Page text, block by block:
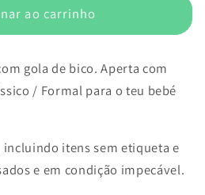
ao carrinho
gola de bico. Aperta com
/ Formal para o teu bebé
incluindo itens sem etiqueta e
e em condição impecável.